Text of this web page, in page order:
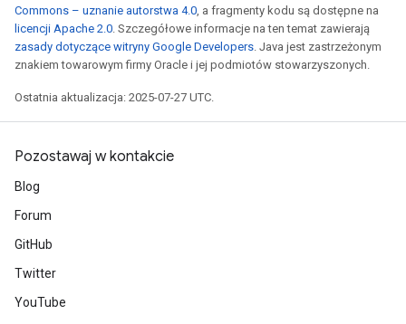
Commons – uznanie autorstwa 4.0, a fragmenty kodu są dostępne na
licencji Apache 2.0. Szczegółowe informacje na ten temat zawierają
zasady dotyczące witryny Google Developers. Java jest zastrzeżonym
znakiem towarowym firmy Oracle i jej podmiotów stowarzyszonych.
Ostatnia aktualizacja: 2025-07-27 UTC.
Pozostawaj w kontakcie
Blog
Forum
GitHub
Twitter
YouTube